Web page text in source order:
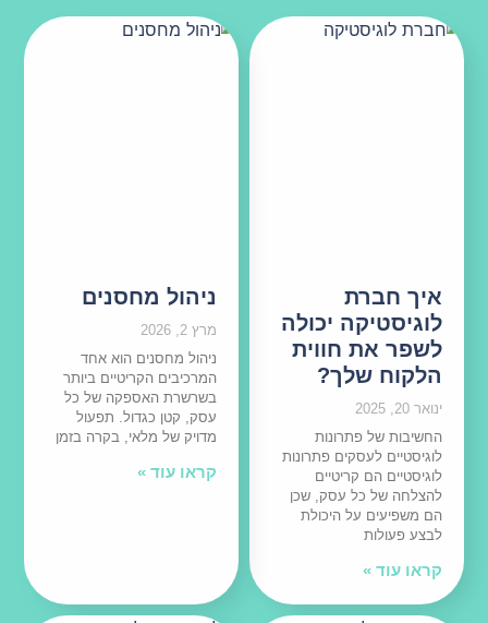
איך חברת
לוגיסטיקה יכולה
לשפר את חווית
הלקוח שלך?
ינואר 20, 2025
החשיבות של פתרונות
לוגיסטיים לעסקים פתרונות
לוגיסטיים הם קריטיים
להצלחה של כל עסק, שכן
הם משפיעים על היכולת
לבצע פעולות
קראו עוד »
ניהול מחסנים
מרץ 2, 2026
ניהול מחסנים הוא אחד
המרכיבים הקריטיים ביותר
בשרשרת האספקה של כל
עסק, קטן כגדול. תפעול
מדויק של מלאי, בקרה בזמן
קראו עוד »